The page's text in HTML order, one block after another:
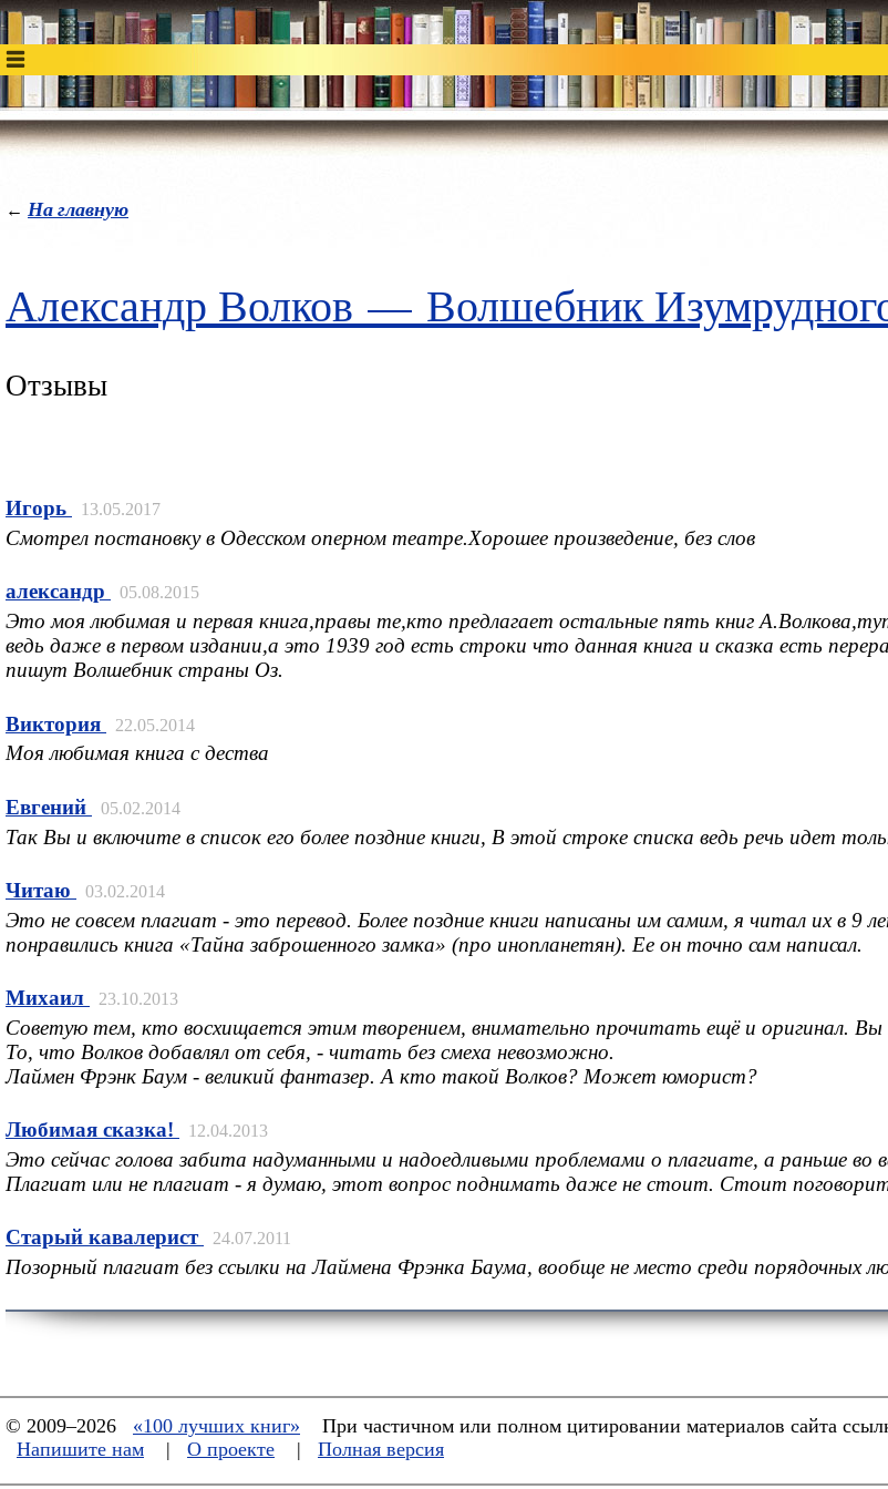
← На главную
Александр Волков — Волшебник
Отзывы
Игорь 13.05.2017
Смотрел постановку в Одесском оперном театре.Хорошее произведение, без слов
александр 05.08.2015
Это моя любимая и первая книга,правы те,кто предлагает остальные пять книг
ведь даже в первом издании,а это 1939 год есть строки что данная книга и сказка есть
пишут Волшебник страны Оз.
Виктория 22.05.2014
Моя любимая книга с дества
Евгений 05.02.2014
Так Вы и включите в список его более поздние книги, В этой строке списка ведь речь идет
Читаю 03.02.2014
Это не совсем плагиат - это перевод. Более поздние книги написаны им самим, я читал их в 9
понравились книга «Тайна заброшенного замка» (про инопланетян). Ее он точно сам написал.
Михаил 23.10.2013
Советую тем, кто восхищается этим творением, внимательно прочитать ещё и оригинал. Вы
То, что Волков добавлял от себя, - читать без смеха невозможно.
Лаймен Фрэнк Баум - великий фантазер. А кто такой Волков? Может юморист?
Любимая сказка! 12.04.2013
Это сейчас голова забита надуманными и надоедливыми проблемами о плагиате, а раньше во
Плагиат или не плагиат - я думаю, этот вопрос поднимать даже не стоит. Стоит
Старый кавалерист 24.07.2011
Позорный плагиат без ссылки на Лаймена Фрэнка Баума, вообще не место среди порядочных
© 2009–2026 «100 лучших книг» При частичном или полном цитировании материалов сайта
Напишите нам
| О проекте | Полная версия